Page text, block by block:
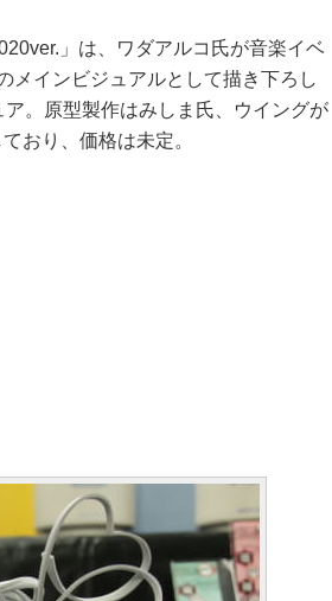
」は、ワダアルコ氏が音楽イベ
メインビジュアルとして描き下ろし
。原型製作はみしま氏、ウイングが
おり、価格は未定。